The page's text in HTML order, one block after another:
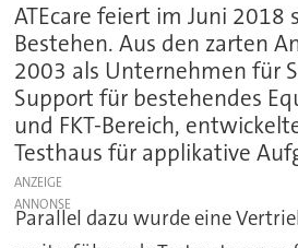
ATEcare feiert im Juni 2018
Bestehen. Aus den zarten
2003 als Unternehmen für
Support für bestehendes
und FKT-Bereich,
Testhaus für applikative
ANZEIGE
Parallel dazu wurde eine